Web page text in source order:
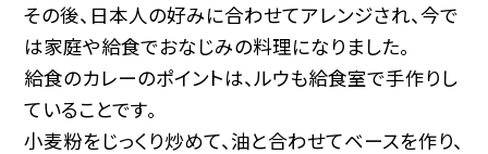
その後、日本人の好みに合わせてアレンジされ、今で
は家庭や給食でおなじみの料理になりました。
給食のカレーのポイントは、ルウも給食室で手作りし
ていることです。
小麦粉をじっくり炒めて、油と合わせてベースを作り、